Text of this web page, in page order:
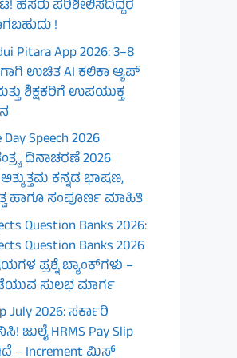
ಹೆಸರು ಪರಿಶೀಲಿಸದಿದ್ದರೆ
!
Pitara App 2026: 3–8
ಉಚಿತ AI ಕಲಿಕಾ ಆ್ಯಪ್
ಶಿಕ್ಷಕರಿಗೆ ಉಪಯುಕ್ತ
Speech 2026
ದಿನಾಚರಣೆ 2026
ಕನ್ನಡ ಭಾಷಣ,
ಹಾಗೂ ಸಂಪೂರ್ಣ ಮಾಹಿತಿ
Question Banks 2026:
Question Banks 2026
ಪ್ರಶ್ನೆ ಬ್ಯಾಂಕ್‌ಗಳು –
ಸುಲಭ ಮಾರ್ಗ
July 2026: ಸರ್ಕಾರಿ
HRMS Pay Slip
– Increment ಮಿಸ್